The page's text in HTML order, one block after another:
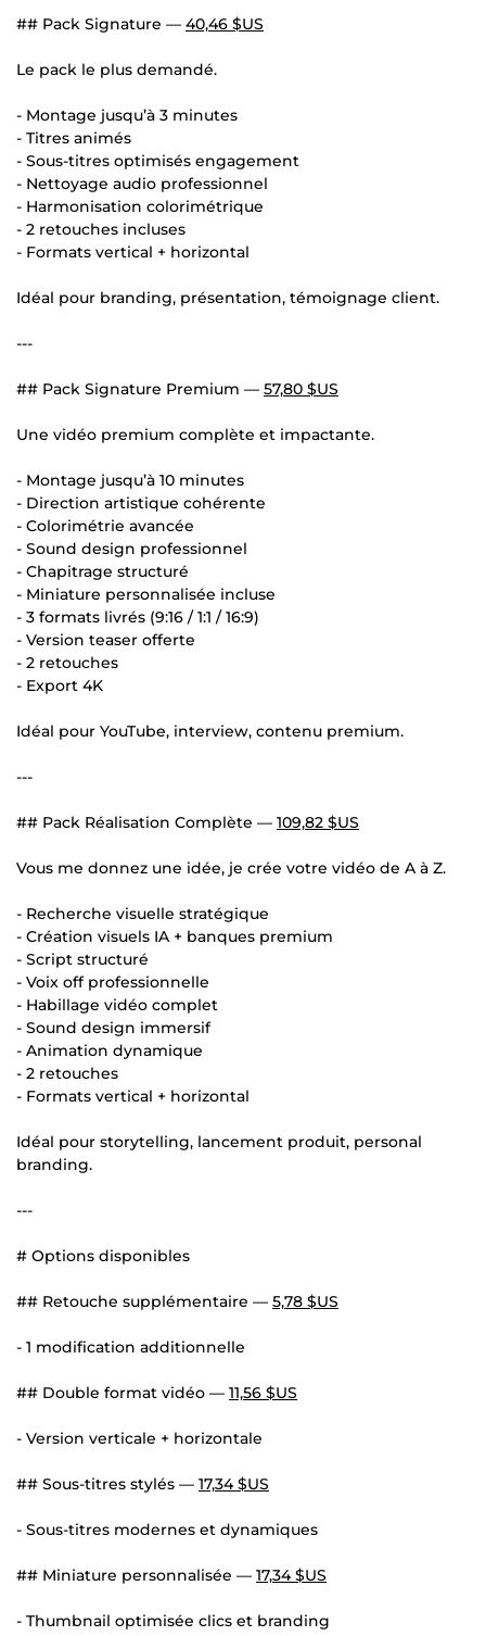
## Pack Signature — 40,46 $US
Le pack le plus demandé.
- Montage jusqu’à 3 minutes
- Titres animés
- Sous-titres optimisés engagement
- Nettoyage audio professionnel
- Harmonisation colorimétrique
- 2 retouches incluses
- Formats vertical + horizontal
Idéal pour branding, présentation, témoignage client.
---
## Pack Signature Premium — 57,80 $US
Une vidéo premium complète et impactante.
- Montage jusqu’à 10 minutes
- Direction artistique cohérente
- Colorimétrie avancée
- Sound design professionnel
- Chapitrage structuré
- Miniature personnalisée incluse
- 3 formats livrés (9:16 / 1:1 / 16:9)
- Version teaser offerte
- 2 retouches
- Export 4K
Idéal pour YouTube, interview, contenu premium.
---
## Pack Réalisation Complète — 109,82 $US
Vous me donnez une idée, je crée votre vidéo de A à Z.
- Recherche visuelle stratégique
- Création visuels IA + banques premium
- Script structuré
- Voix off professionnelle
- Habillage vidéo complet
- Sound design immersif
- Animation dynamique
- 2 retouches
- Formats vertical + horizontal
Idéal pour storytelling, lancement produit, personal
branding.
---
# Options disponibles
## Retouche supplémentaire — 5,78 $US
- 1 modification additionnelle
## Double format vidéo — 11,56 $US
- Version verticale + horizontale
## Sous-titres stylés — 17,34 $US
- Sous-titres modernes et dynamiques
## Miniature personnalisée — 17,34 $US
- Thumbnail optimisée clics et branding